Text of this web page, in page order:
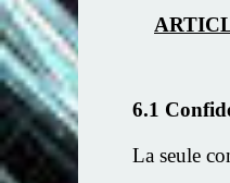
6.1
La seule